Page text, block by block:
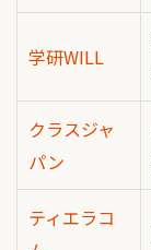
学研WILL
クラスジャ
パン
ティエラコ